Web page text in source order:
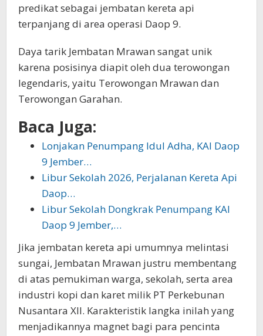
predikat sebagai jembatan kereta api
terpanjang di area operasi Daop 9.
Daya tarik Jembatan Mrawan sangat unik
karena posisinya diapit oleh dua terowongan
legendaris, yaitu Terowongan Mrawan dan
Terowongan Garahan.
Baca Juga:
Lonjakan Penumpang Idul Adha, KAI Daop
9 Jember…
Libur Sekolah 2026, Perjalanan Kereta Api
Daop…
Libur Sekolah Dongkrak Penumpang KAI
Daop 9 Jember,…
Jika jembatan kereta api umumnya melintasi
sungai, Jembatan Mrawan justru membentang
di atas pemukiman warga, sekolah, serta area
industri kopi dan karet milik PT Perkebunan
Nusantara XII. Karakteristik langka inilah yang
menjadikannya magnet bagi para pencinta